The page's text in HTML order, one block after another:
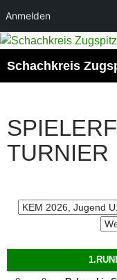
Anmelden
Zum
springen
Schachkreis
TURNIER